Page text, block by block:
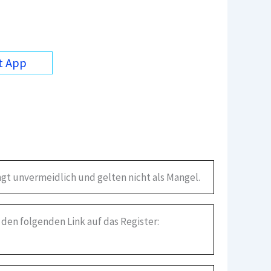
App
unvermeidlich und gelten nicht als Mangel.
folgenden Link auf das Register: